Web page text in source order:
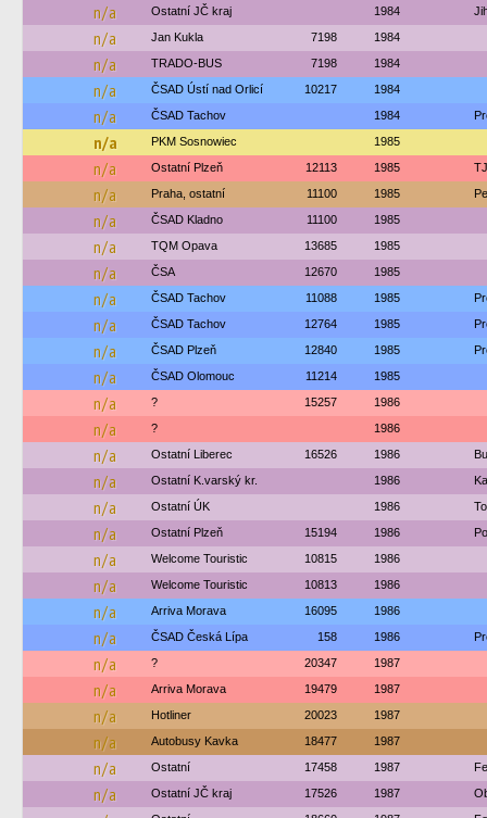
n/a Ostatní JČ kraj 1984
n/a Jan Kukla 7198 1984
n/a TRADO-BUS 7198 1984
n/a ČSAD Ústí nad Orlicí 10217 1984
n/a ČSAD Tachov 1984
n/a PKM Sosnowiec 1985
n/a Ostatní Plzeň 12113 1985
n/a Praha, ostatní 11100 1985
n/a ČSAD Kladno 11100 1985
n/a TQM Opava 13685 1985
n/a ČSA 12670 1985
n/a ČSAD Tachov 11088 1985
n/a ČSAD Tachov 12764 1985
n/a ČSAD Plzeň 12840 1985
n/a ČSAD Olomouc 11214 1985
n/a ? 15257 1986
n/a ? 1986
n/a Ostatní Liberec 16526 1986
n/a Ostatní K.varský kr. 1986
n/a Ostatní ÚK 1986
n/a Ostatní Plzeň 15194 1986
n/a Welcome Touristic 10815 1986
n/a Welcome Touristic 10813 1986
n/a Arriva Morava 16095 1986
n/a ČSAD Česká Lípa 158 1986
n/a ? 20347 1987
n/a Arriva Morava 19479 1987
n/a Hotliner 20023 1987
n/a Autobusy Kavka 18477 1987
n/a Ostatní 17458 1987
n/a Ostatní JČ kraj 17526 1987